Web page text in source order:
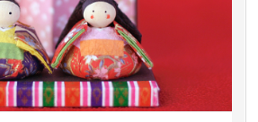
京都市の方からお申込み
埼玉県の方からお申込み
墨田区の方からお申込み
内容（料金や送り方等）がとて
日も利用させていただきまし